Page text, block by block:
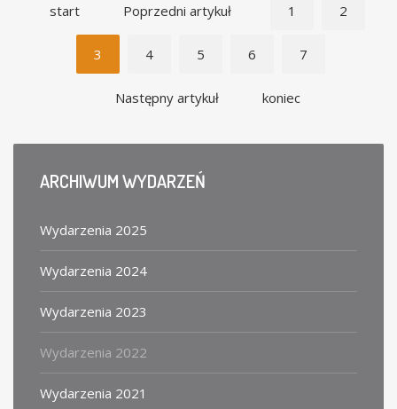
start Poprzedni artykuł 1 2
3 4 5 6 7
Następny artykuł koniec
ARCHIWUMWYDARZEŃ
Wydarzenia 2025
Wydarzenia 2024
Wydarzenia 2023
Wydarzenia 2022
Wydarzenia 2021